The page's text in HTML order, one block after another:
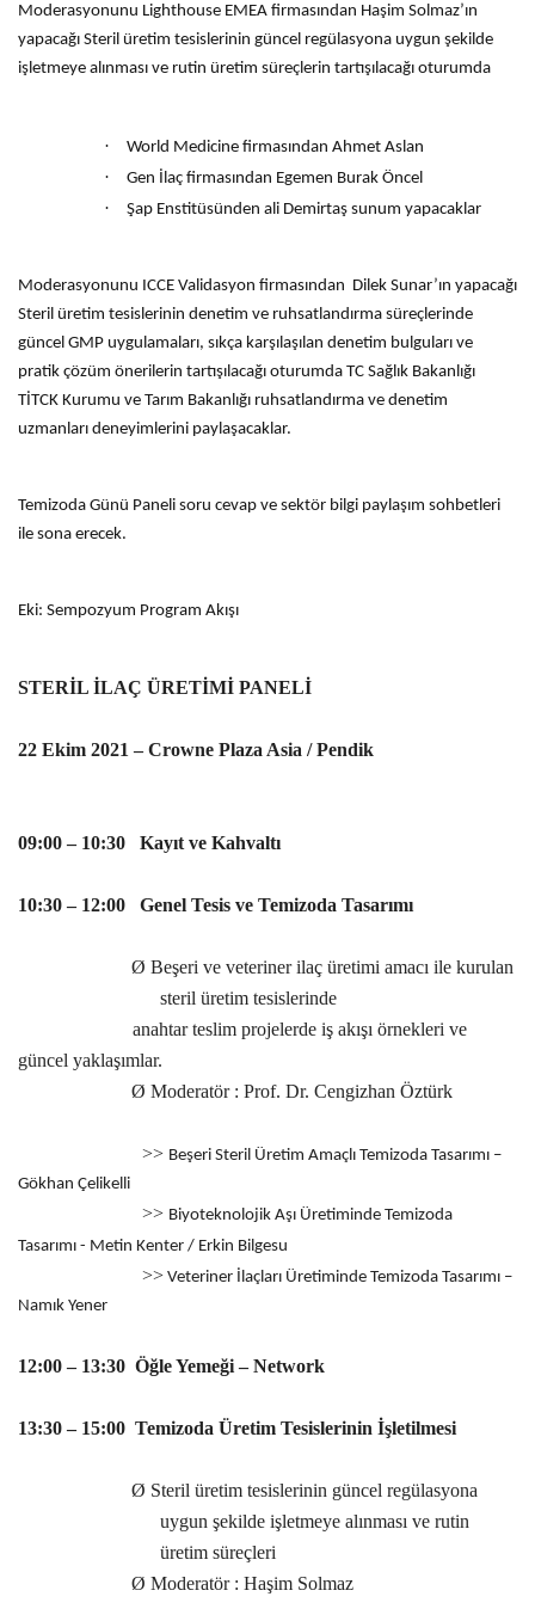
Moderasyonunu Lighthouse EMEA firmasından Haşim Solmaz’ın
yapacağı Steril üretim tesislerinin güncel regülasyona uygun şekilde
işletmeye alınması ve rutin üretim süreçlerin tartışılacağı oturumda
· World Medicine firmasından Ahmet Aslan
· Gen İlaç firmasından Egemen Burak Öncel
· Şap Enstitüsünden ali Demirtaş sunum yapacaklar
Moderasyonunu ICCE Validasyon firmasından Dilek Sunar’ın yapacağı
Steril üretim tesislerinin denetim ve ruhsatlandırma süreçlerinde
güncel GMP uygulamaları, sıkça karşılaşılan denetim bulguları ve
pratik çözüm önerilerin tartışılacağı oturumda TC Sağlık Bakanlığı
TİTCK Kurumu ve Tarım Bakanlığı ruhsatlandırma ve denetim
uzmanları deneyimlerini paylaşacaklar.
Temizoda Günü Paneli soru cevap ve sektör bilgi paylaşım sohbetleri
ile sona erecek.
Eki: Sempozyum Program Akışı
STERİL İLAÇ ÜRETİMİ PANELİ
22 Ekim 2021 – Crowne Plaza Asia / Pendik
09:00 – 10:30 Kayıt ve Kahvaltı
10:30 – 12:00 Genel Tesis ve Temizoda Tasarımı
Ø Beşeri ve veteriner ilaç üretimi amacı ile kurulan
steril üretim tesislerinde
anahtar teslim projelerde iş akışı örnekleri ve
güncel yaklaşımlar.
Ø Moderatör : Prof. Dr. Cengizhan Öztürk
>> Beşeri Steril Üretim Amaçlı Temizoda Tasarımı –
Gökhan Çelikelli
>> Biyoteknolojik Aşı Üretiminde Temizoda
Tasarımı - Metin Kenter / Erkin Bilgesu
>> Veteriner İlaçları Üretiminde Temizoda Tasarımı –
Namık Yener
12:00 – 13:30 Öğle Yemeği – Network
13:30 – 15:00 Temizoda Üretim Tesislerinin İşletilmesi
Ø Steril üretim tesislerinin güncel regülasyona
uygun şekilde işletmeye alınması ve rutin
üretim süreçleri
Ø Moderatör : Haşim Solmaz